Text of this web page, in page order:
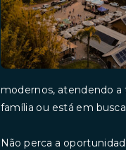
modernos, atendendo a
família ou está em
Não perca a